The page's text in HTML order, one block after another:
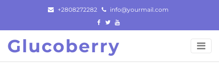
content
+2808272282 info@yourmail.com
Glucoberry